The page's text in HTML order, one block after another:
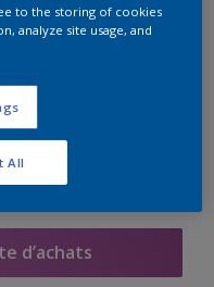
5L
d’achats
to the storing of cookies
analyze site usage, and
All